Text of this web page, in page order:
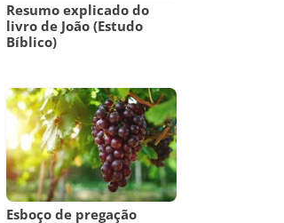
Resumo explicado do
livro de João (Estudo
Bíblico)
Esboço de pregação